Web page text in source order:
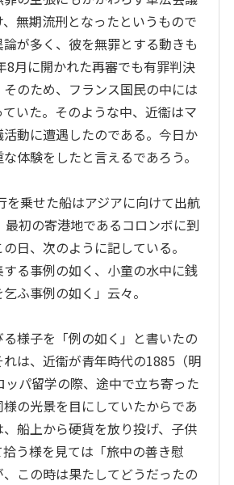
無期流刑となったというもので
が多く、彼を無罪とする動きも
8月に開かれた再審でも有罪判決
のため、フランス国民の中には
いた。そのような中、近衞はマ
動に遭遇したのである。今日か
体験をしたと言えるであろう。
を乗せた船はアジアに向けて出航
最初の寄港地であるコロンボに到
日、次のように記している。
する事例の如く、小童の水中に銭
ふ事例の如く」云々。
様子を「例の如く」と書いたの
は、近衞が青年時代の1885 （明
ッパ留学の際、途中で立ち寄った
の光景を目にしていたからであ
船上から硬貨を放り投げ、子供
う様を見ては「旅中の善き慰
この時は果たしてどうだったの